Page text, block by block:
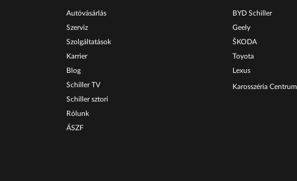
Autóvásárlás
Szerviz
Szolgáltatások
Karrier
Blog
Schiller TV
Schiller sztori
Rólunk
ÁSZF
BYD Schiller
Geely
ŠKODA
Toyota
Lexus
Karosszéria Centrum